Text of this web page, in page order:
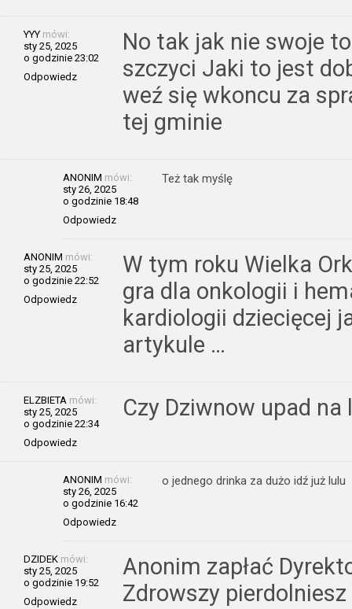
YYY mówi:
sty 25, 2025
o godzinie 23:02
Odpowiedz
No tak jak nie swoje
szczyci Jaki to jest
weź się wkoncu za
tej gminie
ANONIM mówi:
sty 26, 2025
o godzinie 18:48
Odpowiedz
Też tak myślę
ANONIM mówi:
sty 25, 2025
o godzinie 22:52
Odpowiedz
W tym roku Wielka
gra dla onkologii i
kardiologii dziecięcej
artykule …
ELZBIETA mówi:
sty 25, 2025
o godzinie 22:34
Odpowiedz
Czy Dziwnow upad
ANONIM mówi:
sty 26, 2025
o godzinie 16:42
Odpowiedz
o jednego drinka za dużo idź już lulu
DZIDEK mówi:
sty 25, 2025
o godzinie 19:52
Odpowiedz
Anonim zapłać
Zdrowszy